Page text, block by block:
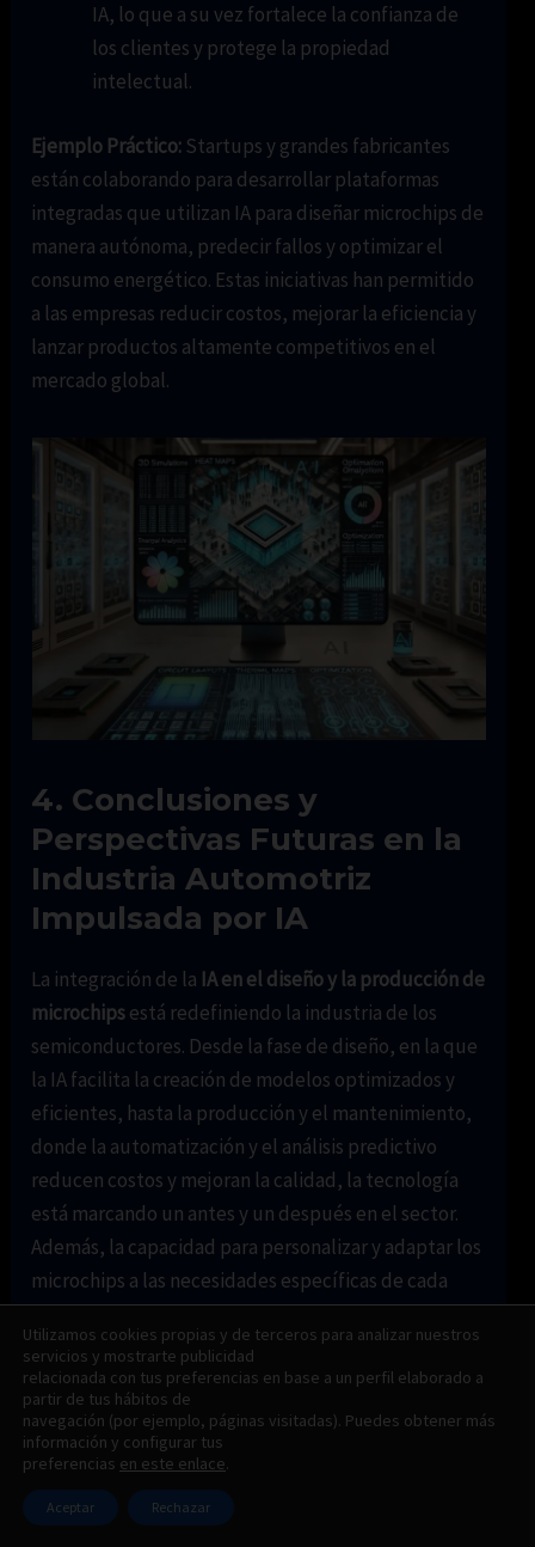
IA, lo que a su vez fortalece la confianza de
los clientes y protege la propiedad
intelectual.
Ejemplo Práctico: Startups y grandes fabricantes
están colaborando para desarrollar plataformas
integradas que utilizan IA para diseñar microchips de
manera autónoma, predecir fallos y optimizar el
consumo energético. Estas iniciativas han permitido
a las empresas reducir costos, mejorar la eficiencia y
lanzar productos altamente competitivos en el
mercado global.
4. Conclusiones y
Perspectivas Futuras en la
Industria Automotriz
Impulsada por IA
La integración de la IA en el diseño y la producción de
microchipsestá redefiniendo la industria de los
semiconductores. Desde la fase de diseño, en la que
la IA facilita la creación de modelos optimizados y
eficientes, hasta la producción y el mantenimiento,
donde la automatización y el análisis predictivo
reducen costos y mejoran la calidad, la tecnología
está marcando un antes y un después en el sector.
Además, la capacidad para personalizar y adaptar los
microchips a las necesidades específicas de cada
aplicación abre un abanico de oportunidades que
posicionan a las empresas a la vanguardia de la
innovación.
Principales Conclusiones
Utilizamos cookies propias y de terceros para analizar nuestros
servicios y mostrarte publicidad
relacionada con tus preferencias en base a un perfil elaborado a
partir de tus hábitos de
navegación (por ejemplo, páginas visitadas). Puedes obtener más
información y configurar tus
preferencias en este enlace.
Aceptar Rechazar